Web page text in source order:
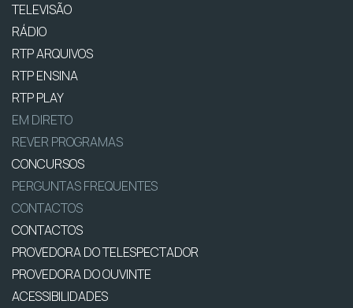
TELEVISÃO
RÁDIO
RTP ARQUIVOS
RTP ENSINA
RTP PLAY
EM DIRETO
REVER PROGRAMAS
CONCURSOS
PERGUNTAS FREQUENTES
CONTACTOS
CONTACTOS
PROVEDORA DO TELESPECTADOR
PROVEDORA DO OUVINTE
ACESSIBILIDADES